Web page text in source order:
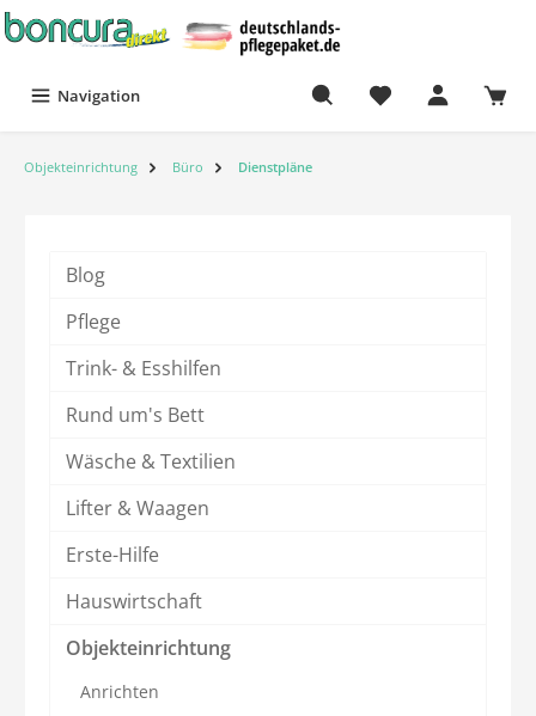
Navigation
Objekteinrichtung Büro Dienstpläne
Blog
Pflege
Trink- & Esshilfen
Rund um's Bett
Wäsche & Textilien
Lifter & Waagen
Erste-Hilfe
Hauswirtschaft
Objekteinrichtung
Anrichten